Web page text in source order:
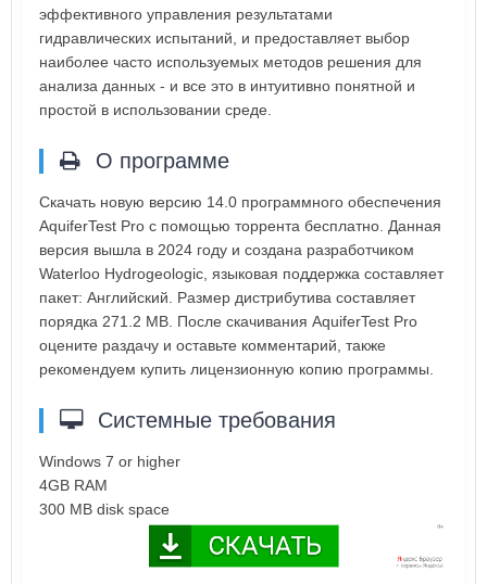
эффективного управления результатами
гидравлических испытаний, и предоставляет выбор
наиболее часто используемых методов решения для
анализа данных - и все это в интуитивно понятной и
простой в использовании среде.
О программе
Скачать новую версию 14.0 программного обеспечения
AquiferTest Pro с помощью торрента бесплатно. Данная
версия вышла в 2024 году и создана разработчиком
Waterloo Hydrogeologic, языковая поддержка составляет
пакет: Английский. Размер дистрибутива составляет
порядка 271.2 MB. После скачивания AquiferTest Pro
оцените раздачу и оставьте комментарий, также
рекомендуем купить лицензионную копию программы.
Системные требования
Windows 7 or higher
4GB RAM
300 MB disk space